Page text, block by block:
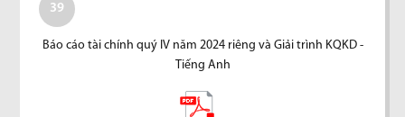
39
Báo cáo tài chính quý IV năm 2024 riêng và Giải trình KQKD -
Tiếng Anh